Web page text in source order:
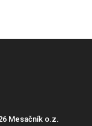
Mesačník o.z.